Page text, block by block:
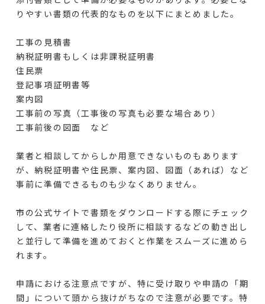
りやすい書類の代表的なものを以下にまとめました。
工事の見積書
納税証明書もしくは非課税証明書
住民票
登記事項証明書等
案内図
工事前の写真（工事後の写真も必要な場合あり）
工事前後の図面 など
業者と相談してからしか用意できないものもあります
が、納税証明書や住民票、案内図、図面（あれば）など
事前に準備できるものも少なくありません。
市の公式サイトで書類をダウンロードする際にチェック
して、業者に連絡したり役所に相談するなどの動き出し
と並行して準備を進めておくと作業をスムーズに進めら
れます。
申請における注意点ですが、特に受け取りや申請の「期
間」について頭から抜けがちなので注意が必要です。特